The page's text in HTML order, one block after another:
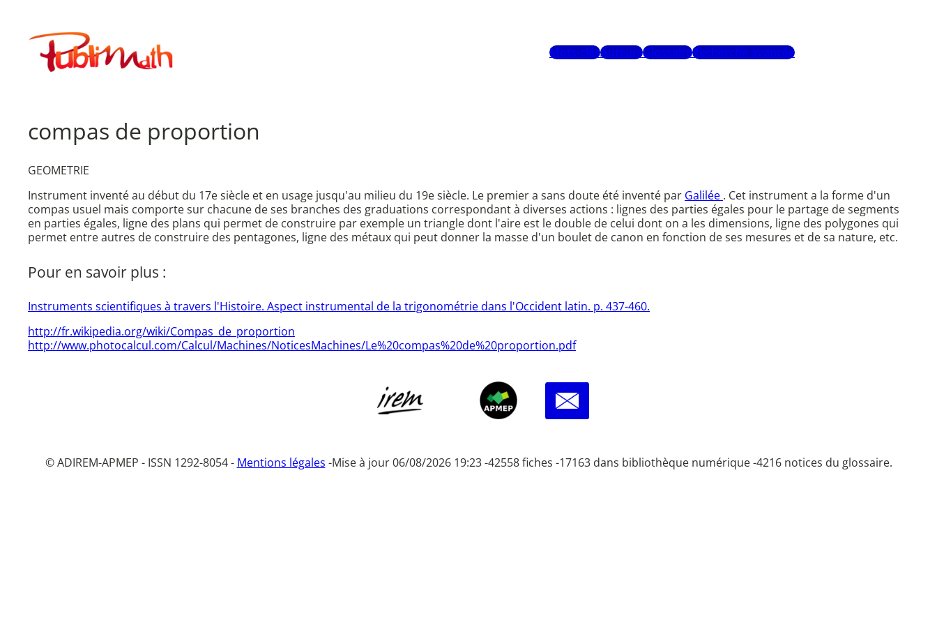
contenuPublimath
Mots-clésAuteursGlossaireRecherche avancée
compas de proportion
GEOMETRIE
Instrument inventé au début du 17e siècle et en usage jusqu'au milieu du 19e siècle. Le premier a sans doute été inventé par Galilée . Cet instrument a la forme d'un
compas usuel mais comporte sur chacune de ses branches des graduations correspondant à diverses actions : lignes des parties égales pour le partage de segments
en parties égales, ligne des plans qui permet de construire par exemple un triangle dont l'aire est le double de celui dont on a les dimensions, ligne des polygones qui
permet entre autres de construire des pentagones, ligne des métaux qui peut donner la masse d'un boulet de canon en fonction de ses mesures et de sa nature, etc.
Pour en savoir plus :
Instruments scientifiques à travers l'Histoire. Aspect instrumental de la trigonométrie dans l'Occident latin. p. 437-460.
http://fr.wikipedia.org/wiki/Compas_de_proportion
http://www.photocalcul.com/Calcul/Machines/NoticesMachines/Le%20compas%20de%20proportion.pdf
© ADIREM-APMEP - ISSN 1292-8054 - Mentions légales -Mise à jour 06/08/2026 19:23 -42558 fiches -17163 dans bibliothèque numérique -4216 notices du glossaire.